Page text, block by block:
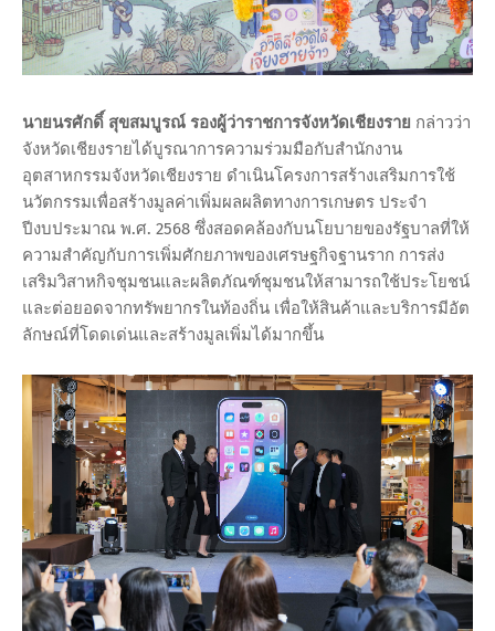
นายนรศักดิ์ สุขสมบูรณ์ รองผู้ว่าราชการจังหวัดเชียงราย กล่าวว่า
จังหวัดเชียงรายได้บูรณาการความร่วมมือกับสำนักงาน
อุตสาหกรรมจังหวัดเชียงราย ดำเนินโครงการสร้างเสริมการใช้
นวัตกรรมเพื่อสร้างมูลค่าเพิ่มผลผลิตทางการเกษตร ประจำ
ปีงบประมาณ พ.ศ. 2568 ซึ่งสอดคล้องกับนโยบายของรัฐบาลที่ให้
ความสําคัญกับการเพิ่มศักยภาพของเศรษฐกิจฐานราก การส่ง
เสริมวิสาหกิจชุมชนและผลิตภัณฑ์ชุมชนให้สามารถใช้ประโยชน์
และต่อยอดจากทรัพยากรในท้องถิ่น เพื่อให้สินค้าและบริการมีอัต
ลักษณ์ที่โดดเด่นและสร้างมูลเพิ่มได้มากขึ้น